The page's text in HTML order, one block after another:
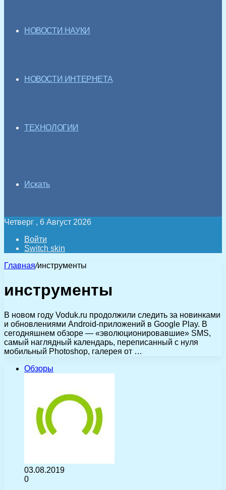
НОВОСТИ НАУКИ
НОВОСТИ ИНТЕРНЕТА
ТЕХНОЛОГИИ
Искать
Четверг , 6 Август 2026
Войти
Switch skin
Главная/инструменты
инструменты
В новом году Voduk.ru продолжили следить за новинками
и обновлениями Android-приложений в Google Play. В
сегодняшнем обзоре — «эволюционировавшие» SMS,
самый наглядный календарь, переписанный с нуля
мобильный Photoshop, галерея от …
Обзоры
03.08.2019
0